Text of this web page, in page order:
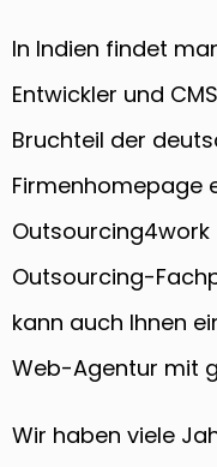
In Indien findet
Entwickler und
Bruchteil der
Firmenhomepage
Outsourcing-
kann auch Ihnen
Web-Agentur mit
Wir haben viele